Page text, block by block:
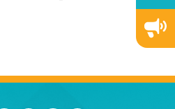
2567 วันที่